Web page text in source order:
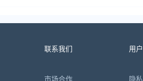
联系我们
市场合作
用
隐